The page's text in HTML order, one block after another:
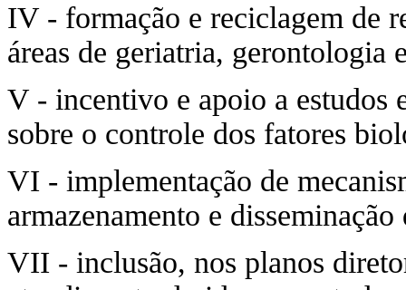
IV - formação e reciclagem de
áreas de geriatria, gerontologia
V - incentivo e apoio a estudos
sobre o controle dos fatores
VI - implementação de
armazenamento e
VII - inclusão, nos planos